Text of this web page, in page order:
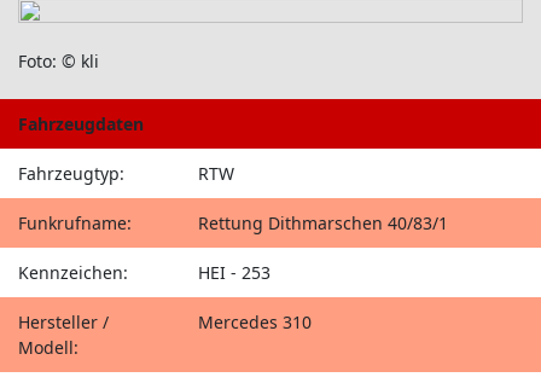
Foto: © kli
Fahrzeugdaten
Fahrzeugtyp: RTW
Funkrufname: Rettung Dithmarschen 40/83/1
Kennzeichen: HEI - 253
Hersteller /
Modell:
Mercedes 310